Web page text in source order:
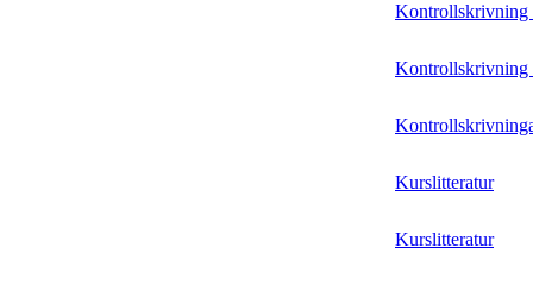
Kontrollskrivning
Kontrollskrivning
Kurslitteratur
Kurslitteratur